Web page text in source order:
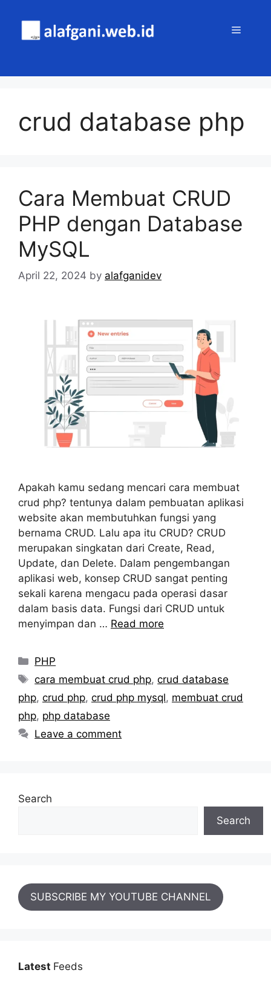
content
MENU
crud database php
Cara Membuat CRUD
PHP dengan Database
MySQL
April 22, 2024 by alafganidev
Apakah kamu sedang mencari cara membuat
crud php? tentunya dalam pembuatan aplikasi
website akan membutuhkan fungsi yang
bernama CRUD. Lalu apa itu CRUD? CRUD
merupakan singkatan dari Create, Read,
Update, dan Delete. Dalam pengembangan
aplikasi web, konsep CRUD sangat penting
sekali karena mengacu pada operasi dasar
dalam basis data. Fungsi dari CRUD untuk
menyimpan dan … Read more
Categories
PHP
Tags
cara membuat crud php,crud database
php, crud php, crud php mysql, membuat crud
php, php database
Leave a comment
Search
Search
SUBSCRIBE MY YOUTUBE CHANNEL
Latest Feeds